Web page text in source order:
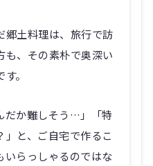
郷土料理は、旅行で訪
も、その素朴で奥深い
。
だか難しそう…」「特
」と、ご自宅で作るこ
いらっしゃるのではな